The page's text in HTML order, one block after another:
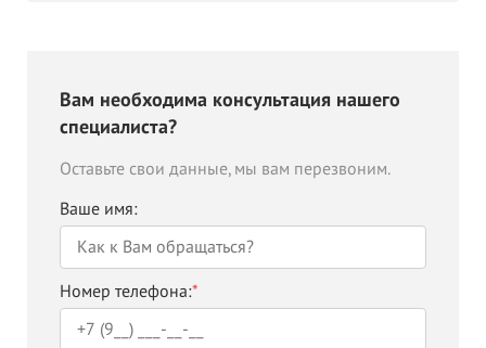
Вам необходима консультация нашего
специалиста?
Оставьте свои данные, мы вам перезвоним.
Ваше имя:
Номер телефона:*